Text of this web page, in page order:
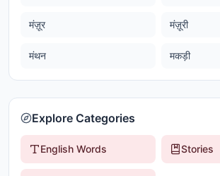
मंज़ूर मंज़ूरी
मंथन मकड़ी
Explore Categories
English Words Stories